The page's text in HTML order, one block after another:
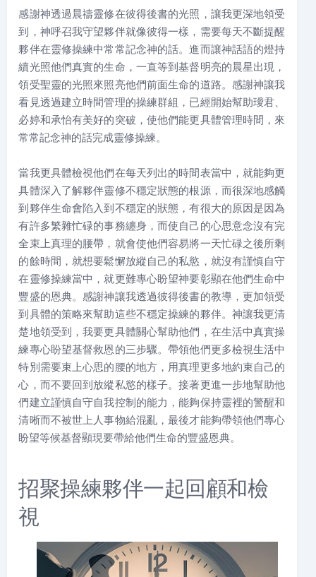
感謝神透過晨禱靈修在彼得後書的光照，讓我更深地領受
到，神呼召我守望夥伴就像彼得一樣，需要每天不斷提醒
夥伴在靈修操練中常常記念神的話。進而讓神話語的燈持
續光照他們真實的生命，一直等到基督明亮的晨星出現，
領受聖靈的光照來照亮他們前面生命的道路。感謝神讓我
看見透過建立時間管理的操練群組，已經開始幫助璦君、
必婷和承怡有美好的突破，使他們能更具體管理時間，來
常常記念神的話完成靈修操練。
當我更具體檢視他們在每天列出的時間表當中，就能夠更
具體深入了解夥伴靈修不穩定狀態的根源，而很深地感觸
到夥伴生命會陷入到不穩定的狀態，有很大的原因是因為
有許多繁雜忙碌的事務纏身，而使自己的心思意念沒有完
全束上真理的腰帶，就會使他們容易將一天忙碌之後所剩
的餘時間，就想要鬆懈放縱自己的私慾，就沒有謹慎自守
在靈修操練當中，就更難專心盼望神要彰顯在他們生命中
豐盛的恩典。感謝神讓我透過彼得後書的教導，更加領受
到具體的策略來幫助這些不穩定操練的夥伴。神讓我更清
楚地領受到，我要更具體關心幫助他們，在生活中真實操
練專心盼望基督救恩的三步驟。帶領他們更多檢視生活中
特別需要束上心思的腰的地方，用真理更多地約束自己的
心，而不要回到放縱私慾的樣子。接著更進一步地幫助他
們建立謹慎自守自我控制的能力，能夠保持靈裡的警醒和
清晰而不被世上人事物給混亂，最後才能夠帶領他們專心
盼望等候基督顯現要帶給他們生命的豐盛恩典。
招聚操練夥伴一起回顧和檢
視